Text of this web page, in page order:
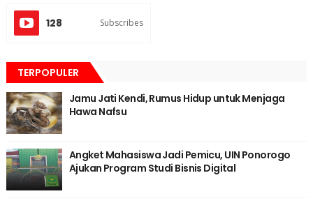
128 Subscribes
TERPOPULER
Jamu Jati Kendi, Rumus Hidup untuk Menjaga
Hawa Nafsu
Angket Mahasiswa Jadi Pemicu, UIN Ponorogo
Ajukan Program Studi Bisnis Digital